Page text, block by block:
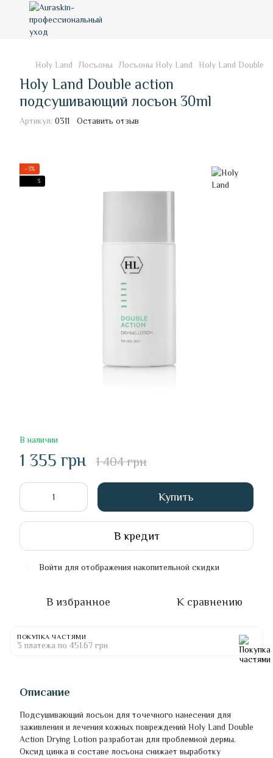
Holy Land Лосьоны Лосьоны Holy Land Holy Land Double
Holy Land Double action
подсушивающий лосьон 30ml
Артикул: 0311 Оставить отзыв
−3%
3
В наличии
1 355 грн 1 404 грн
Купить
В кредит
Войти для отображения накопительной скидки
В избранное К сравнению
ПОКУПКА ЧАСТЯМИ
3 платежа по 451.67 грн
Описание
Подсушивающий лосьон для точечного нанесения для
заживления и лечения кожных повреждений Holy Land Double
Action Drying Lotion разработан для проблемной дермы.
Оксид цинка в составе лосьона снижает выработку